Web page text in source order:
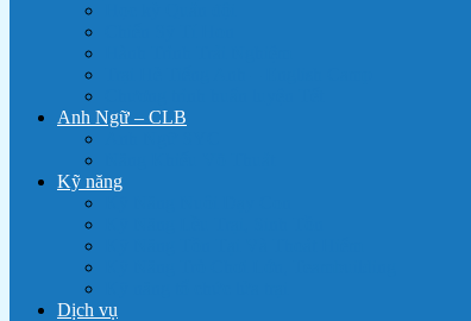
Anh Ngữ – CLB
Kỹ năng
Dịch vụ